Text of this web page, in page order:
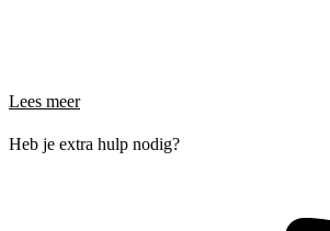
Lees meer
Heb je extra hulp nodig?